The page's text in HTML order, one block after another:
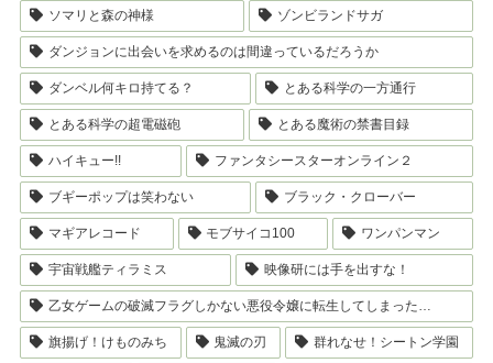
ソマリと森の神様 ゾンビランドサガ
ダンジョンに出会いを求めるのは間違っているだろうか
ダンベル何キロ持てる？ とある科学の一方通行
とある科学の超電磁砲 とある魔術の禁書目録
ハイキュー!! ファンタシースターオンライン２
ブギーポップは笑わない ブラック・クローバー
マギアレコード モブサイコ100 ワンパンマン
宇宙戦艦ティラミス 映像研には手を出すな！
乙女ゲームの破滅フラグしかない悪役令嬢に転生してしまった…
旗揚げ！けものみち 鬼滅の刃 群れなせ！シートン学園